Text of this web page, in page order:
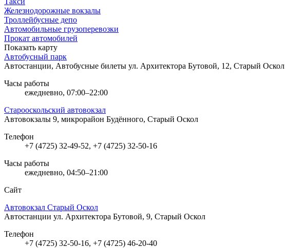
Железнодорожные вокзалы
Троллейбусные депо
Автомобильные грузоперевозки
Прокат автомобилей
Показать карту
Автобусный парк
Автостанции, Автобусные билеты ул. Архитектора Бутовой, 12, Старый Оскол
Часы работы
ежедневно, 07:00–22:00
Старооскольский автовокзал
Автовокзалы 9, микрорайон Будённого, Старый Оскол
Телефон
+7 (4725) 32-49-52, +7 (4725) 32-50-16
Часы работы
ежедневно, 04:50–21:00
Сайт
Автовокзал Старый Оскол
Автостанции ул. Архитектора Бутовой, 9, Старый Оскол
Телефон
+7 (4725) 32-50-16, +7 (4725) 46-20-40